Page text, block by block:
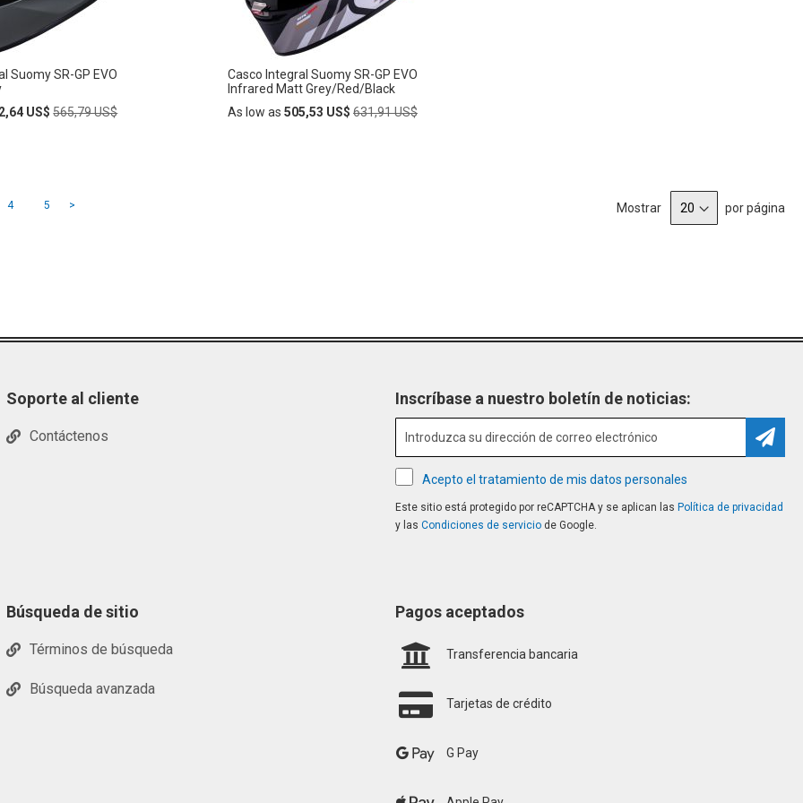
DESEOS
Suomy SR-GP EVO
US$ Regular
565,79 US$
Casco Integral Suomy SR-GP EVO
Infrared Matt Grey/Red/Black
As low as 505,53 US$ Regular
631,91 US$
DESEOS
página
Página
4 Página
5 Página
> Mostrar por página
Inscríbase a nuestro boletín de noticias:
Acepto el tratamiento de mis datos personales
Este sitio está protegido por reCAPTCHA y se aplican las Política de privacidad
y lasCondiciones de servicio de Google.
Soporte al cliente
Contáctenos
Búsqueda de sitio
Términos de búsqueda
Búsqueda avanzada
Pagos aceptados
Transferencia bancaria
Tarjetas de crédito
G Pay